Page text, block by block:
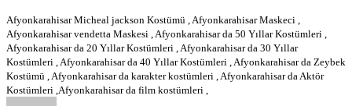
Afyonkarahisar Micheal jackson Kostümü , Afyonkarahisar Maskeci ,
Afyonkarahisar vendetta Maskesi , Afyonkarahisar da 50 Yıllar Kostümleri ,
Afyonkarahisar da 20 Yıllar Kostümleri , Afyonkarahisar da 30 Yıllar
Kostümleri , Afyonkarahisar da 40 Yıllar Kostümleri , Afyonkarahisar da Zeybek
Kostümü , Afyonkarahisar da karakter kostümleri , Afyonkarahisar da Aktör
Kostümleri ,Afyonkarahisar da film kostümleri ,